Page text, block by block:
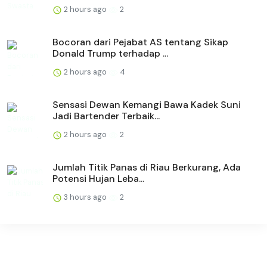
2 hours ago 2
Bocoran dari Pejabat AS tentang Sikap
Donald Trump terhadap ...
2 hours ago 4
Sensasi Dewan Kemangi Bawa Kadek Suni
Jadi Bartender Terbaik...
2 hours ago 2
Jumlah Titik Panas di Riau Berkurang, Ada
Potensi Hujan Leba...
3 hours ago 2